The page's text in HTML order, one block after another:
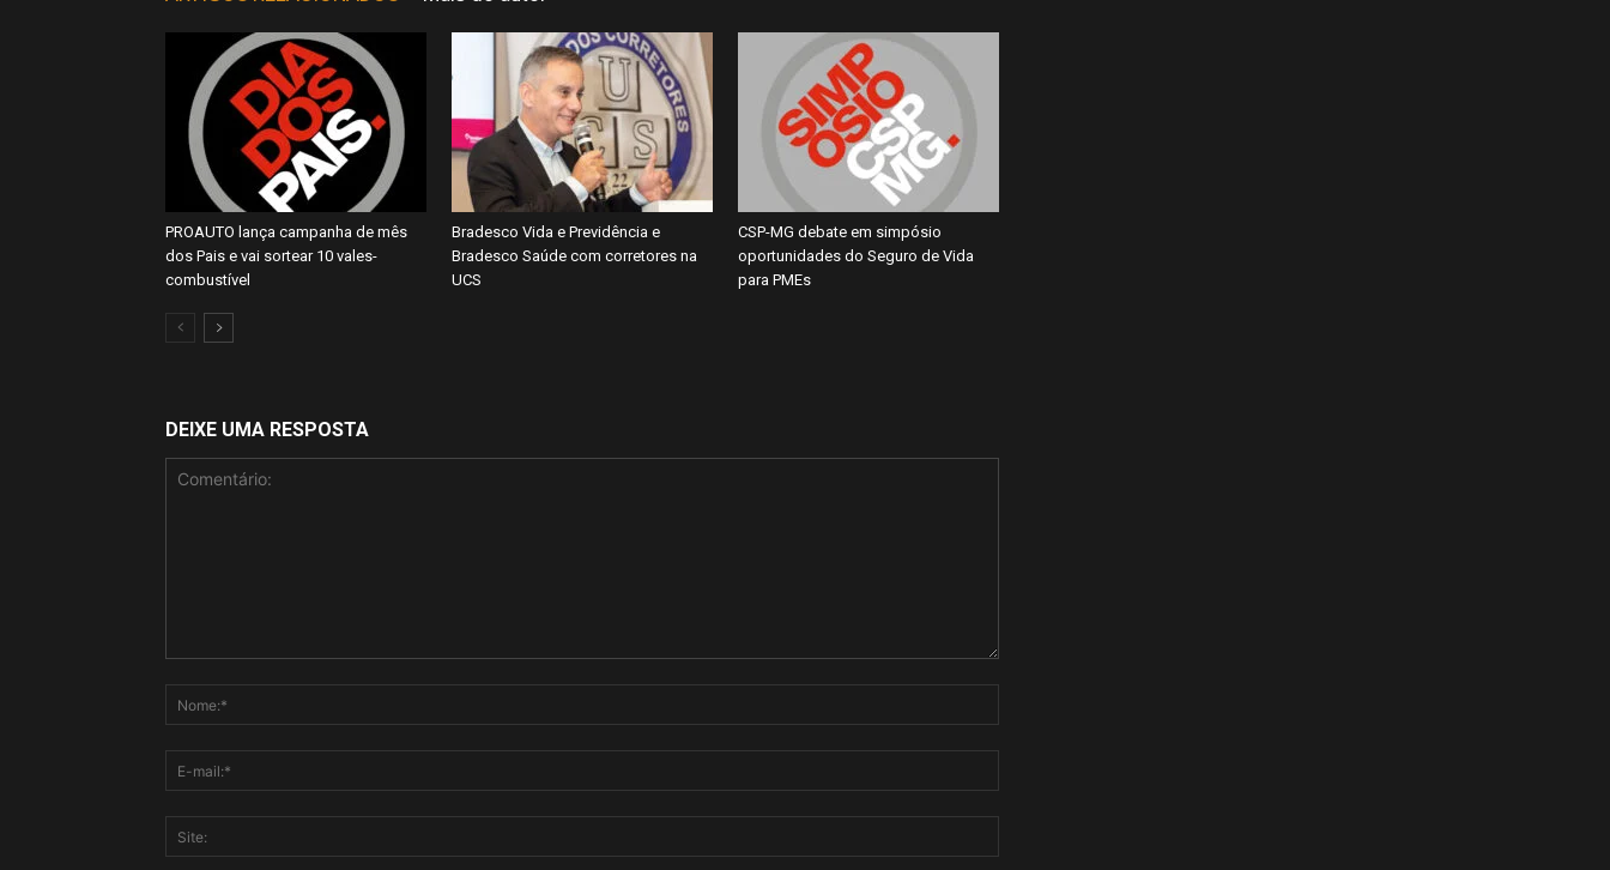
PROAUTO lança campanha de mês
dos Pais e vai sortear 10 vales-
combustível
Bradesco Vida e Previdência e
Bradesco Saúde com corretores na
UCS
CSP-MG debate em simpósio
oportunidades do Seguro de Vida
para PMEs
DEIXE UMA RESPOSTA